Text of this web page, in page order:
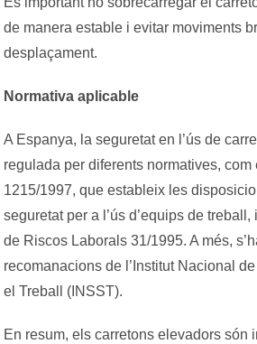
de manera estable i evitar moviments
desplaçament.
Normativa aplicable
A Espanya, la seguretat en l’ús de
regulada per diferents normatives,
1215/1997, que estableix les
seguretat per a l’ús d’equips de
de Riscos Laborals 31/1995. A més,
recomanacions de l’Institut Nacional
el Treball (INSST).
En resum, els carretons elevadors són